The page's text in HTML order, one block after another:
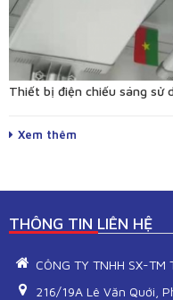
Công trình
Liên hệ
Thiết bị điện chiếu sáng sử
Xem thêm
THÔNG TIN LIÊN HỆ
CÔNG TY TNHH SX-TM
216/19A Lê Văn Quới,